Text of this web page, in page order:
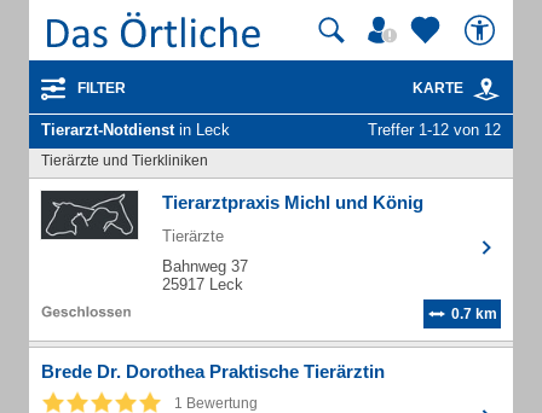
FILTER KARTE
Tierarzt-Notdienstin Leck Treffer 1-12 von 12
Tierärzte und Tierkliniken
Tierarztpraxis Michl und König
Tierärzte
Bahnweg 37
25917 Leck
0.7 km
Brede Dr. Dorothea Praktische Tierärztin
1 Bewertung